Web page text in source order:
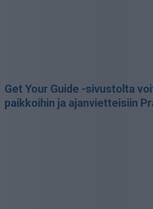
Get Your Guide -sivustolta
paikkoihin ja ajanvietteisiin